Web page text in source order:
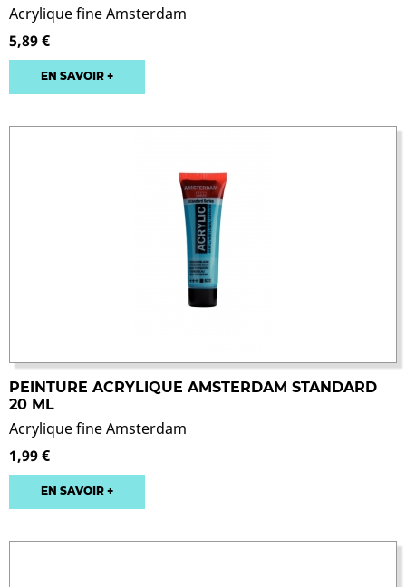
Acrylique fine Amsterdam
5,89 €
EN SAVOIR +
PEINTURE ACRYLIQUE AMSTERDAM STANDARD
20 ML
Acrylique fine Amsterdam
1,99 €
EN SAVOIR +